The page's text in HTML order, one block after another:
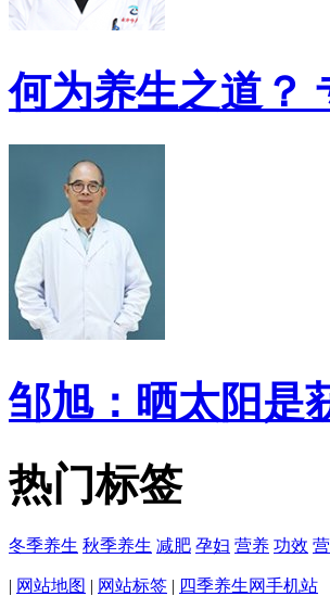
何为养生之道？
邹旭：晒太阳是
热门标签
冬季养生 秋季养生 减肥 孕妇 营养 功效
| 网站地图 | 网站标签 | 四季养生网手机站